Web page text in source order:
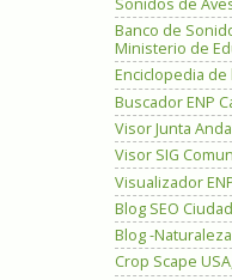
Banco de
Ministerio de
Enciclopedia de
Buscador ENP
Visor Junta
Visor SIG
Visualizador
Blog SEO
Blog -
Crop Scape